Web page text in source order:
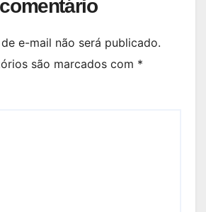
e-mail não será publicado.
são marcados com *